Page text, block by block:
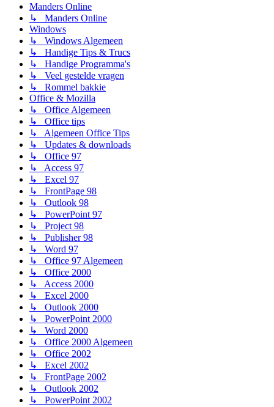
Manders Online
↳ Manders Online
Windows
↳ Windows Algemeen
↳ Handige Tips & Trucs
↳ Handige Programma's
↳ Veel gestelde vragen
↳ Rommel bakkie
Office & Mozilla
↳ Office Algemeen
↳ Office tips
↳ Algemeen Office Tips
↳ Updates & downloads
↳ Office 97
↳ Access 97
↳ Excel 97
↳ FrontPage 98
↳ Outlook 98
↳ PowerPoint 97
↳ Project 98
↳ Publisher 98
↳ Word 97
↳ Office 97 Algemeen
↳ Office 2000
↳ Access 2000
↳ Excel 2000
↳ Outlook 2000
↳ PowerPoint 2000
↳ Word 2000
↳ Office 2000 Algemeen
↳ Office 2002
↳ Excel 2002
↳ FrontPage 2002
↳ Outlook 2002
↳ PowerPoint 2002